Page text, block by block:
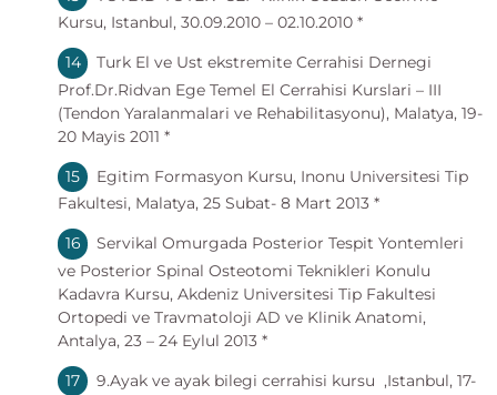
Kursu, Istanbul, 30.09.2010 – 02.10.2010 *
Turk El ve Ust ekstremite Cerrahisi Dernegi
Prof.Dr.Ridvan Ege Temel El Cerrahisi Kurslari – III
(Tendon Yaralanmalari ve Rehabilitasyonu), Malatya, 19-
20 Mayis 2011 *
Egitim Formasyon Kursu, Inonu Universitesi Tip
Fakultesi, Malatya, 25 Subat- 8 Mart 2013 *
Servikal Omurgada Posterior Tespit Yontemleri
ve Posterior Spinal Osteotomi Teknikleri Konulu
Kadavra Kursu, Akdeniz Universitesi Tip Fakultesi
Ortopedi ve Travmatoloji AD ve Klinik Anatomi,
Antalya, 23 – 24 Eylul 2013 *
9.Ayak ve ayak bilegi cerrahisi kursu ,Istanbul, 17-